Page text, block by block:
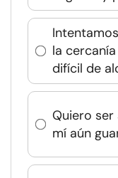
la
difícil de
Quiero
mí aún